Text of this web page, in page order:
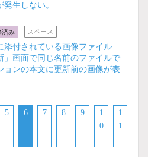
生しない。
済み スペース
添付されている画像ファイル
」画面で同じ名前のファイルで
ョンの本文に更新前の画像が表
5 6 7 8 9
1
0
1
1